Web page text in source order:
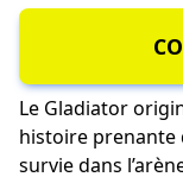
Le Gladiator
histoire prenante
survie dans